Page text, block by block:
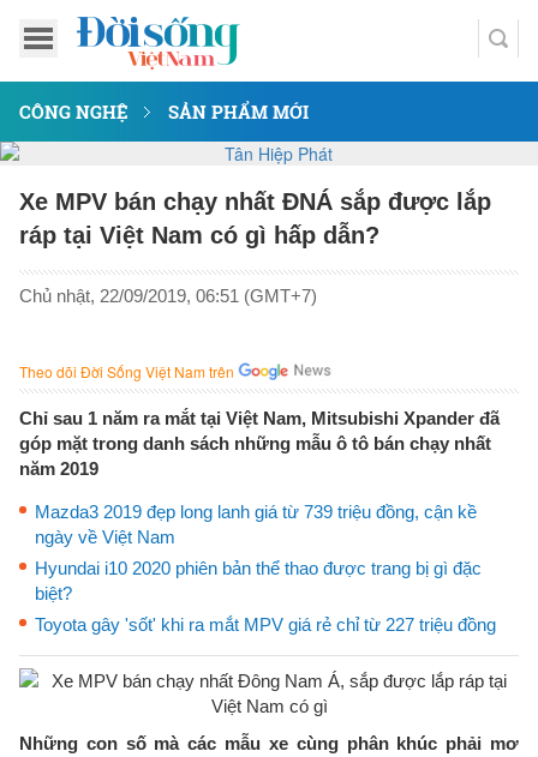
CÔNG NGHỆ SẢN PHẨM MỚI
Xe MPV bán chạy nhất ĐNÁ sắp được lắp
ráp tại Việt Nam có gì hấp dẫn?
Chủ nhật, 22/09/2019, 06:51 (GMT+7)
Theo dõi Đời Sống Việt Nam trên
Chỉ sau 1 năm ra mắt tại Việt Nam, Mitsubishi Xpander đã
góp mặt trong danh sách những mẫu ô tô bán chạy nhất
năm 2019
Mazda3 2019 đẹp long lanh giá từ 739 triệu đồng, cận kề
ngày về Việt Nam
Hyundai i10 2020 phiên bản thể thao được trang bị gì đặc
biệt?
Toyota gây 'sốt' khi ra mắt MPV giá rẻ chỉ từ 227 triệu đồng
Những con số mà các mẫu xe cùng phân khúc phải mơ